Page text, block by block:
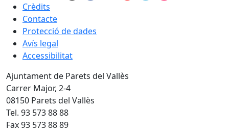
Crèdits
Contacte
Protecció de dades
Avís legal
Accessibilitat
Ajuntament de Parets del Vallès
Carrer Major, 2-4
08150 Parets del Vallès
Tel. 93 573 88 88
Fax 93 573 88 89